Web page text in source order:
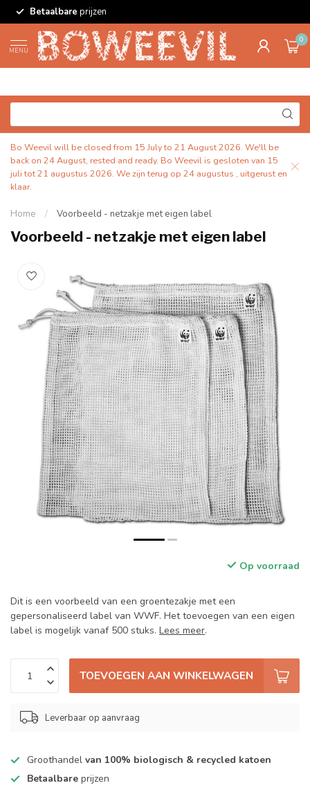
Betaalbare prijzen
MENU
0
Bo Weevil will be closed from 15 July to 21 August 2026. We'll be
back on 24 August, rested and ready. Bo Weevil is gesloten van 15
juli tot 21 augustus 2026. We zijn terug op 24 augustus , uitgerust en
klaar.
Home / Voorbeeld - netzakje met eigen label
Voorbeeld - netzakje met eigen label
Op voorraad
Dit is een voorbeeld van een groentezakje met een
gepersonaliseerd label van WWF. Het toevoegen van een eigen
label is mogelijk vanaf 500 stuks. Lees meer.
TOEVOEGEN AAN WINKELWAGEN
Leverbaar op aanvraag
Groothandel van 100% biologisch & recycled katoen
Betaalbare prijzen